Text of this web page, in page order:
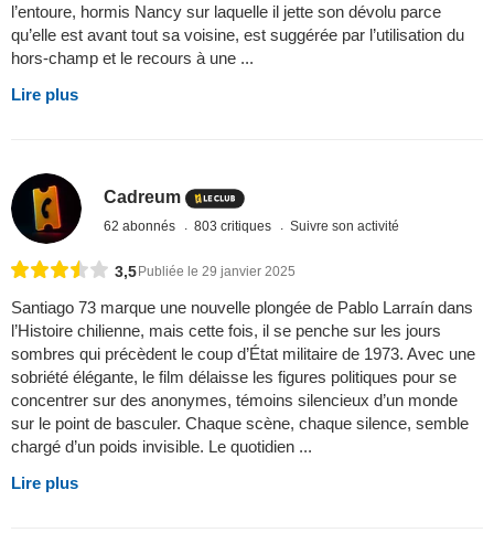
l’entoure, hormis Nancy sur laquelle il jette son dévolu parce
qu’elle est avant tout sa voisine, est suggérée par l’utilisation du
hors-champ et le recours à une ...
Lire plus
Cadreum
62 abonnés 803 critiques Suivre son activité
3,5Publiée le 29 janvier 2025
Santiago 73 marque une nouvelle plongée de Pablo Larraín dans
l’Histoire chilienne, mais cette fois, il se penche sur les jours
sombres qui précèdent le coup d’État militaire de 1973. Avec une
sobriété élégante, le film délaisse les figures politiques pour se
concentrer sur des anonymes, témoins silencieux d’un monde
sur le point de basculer. Chaque scène, chaque silence, semble
chargé d’un poids invisible. Le quotidien ...
Lire plus